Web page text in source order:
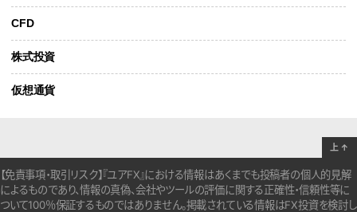
CFD
株式投資
仮想通貨
【免責事項・取引リスク】『ユアFX』における情報はあくまでも投稿者の個人的見解
によるものであり、情報の真偽、会社やツールの評価に関する正確性・信頼性等に
ついて100％保証するものではありません。掲載されている情報はFX投資を検討し
上 ↑